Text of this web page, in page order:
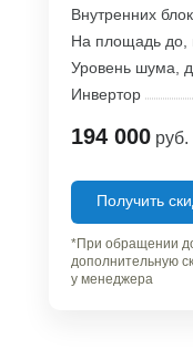
Внутренних
На площадь до,
Уровень шума,
Инвертор
194 000 руб.
Получить
*При обращении
дополнительную
у менеджера